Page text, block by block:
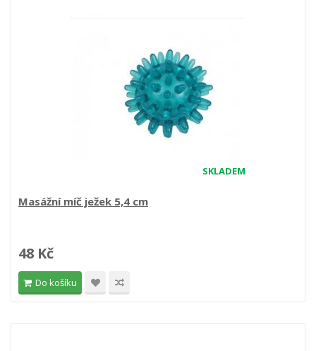
SKLADEM
Masážní míč ježek 5,4 cm
48 Kč
Do košíku